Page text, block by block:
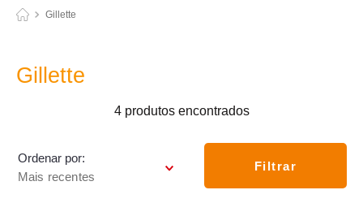
Gillette
Gillette
4 produtos
Ordenar por
Mais recentes
Filtrar